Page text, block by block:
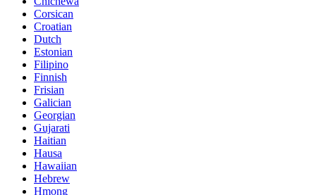
Corsican
Croatian
Dutch
Estonian
Filipino
Finnish
Frisian
Galician
Georgian
Gujarati
Haitian
Hausa
Hawaiian
Hebrew
Hmong